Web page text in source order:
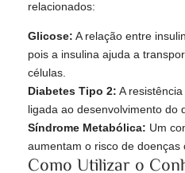
relacionados:
Glicose: A relação entre
pois a insulina ajuda a
células.
Diabetes Tipo 2: A
ligada ao desenvolvimento do
Síndrome Metabólica: Um
aumentam o risco de doenças
Como Utilizar o